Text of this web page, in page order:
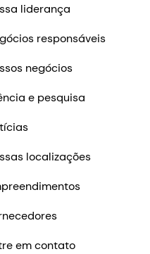
liderança
responsáveis
negócios
e pesquisa
localizações
em contato